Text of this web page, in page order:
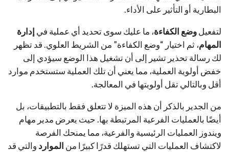
البطارية أو التأثير على الأداء.
لتفعيلوضع الكفاءة، ما عليك سوى تحديد أي عملية في إدارة
المهام، ثم اختيار “وضع الكفاءة” من الشريط العلوي. قد تظهر
لك رسالة تحذير تشير إلى أن تشغيل هذا الوضع سيؤدي إلى
خفض أولوية العملية، مما يعني أن تلك العملية ستستخدم موارد
أقل وبالتالي تقل أولويتها في المعالجة.
من الجدير بالذكر أن هذه الميزة لا تتعلق فقط بالتطبيقات، بل
أيضًا بالعمليات الفرعية المرتبطة بها. حيث يعرض مدير مهام
ويندوز العمليات الرئيسية والفرعية، مما يمنحك الفرصة
لاكتشاف العمليات التي تستهلك قدرًا كبيرًا من الموارد والتي قد